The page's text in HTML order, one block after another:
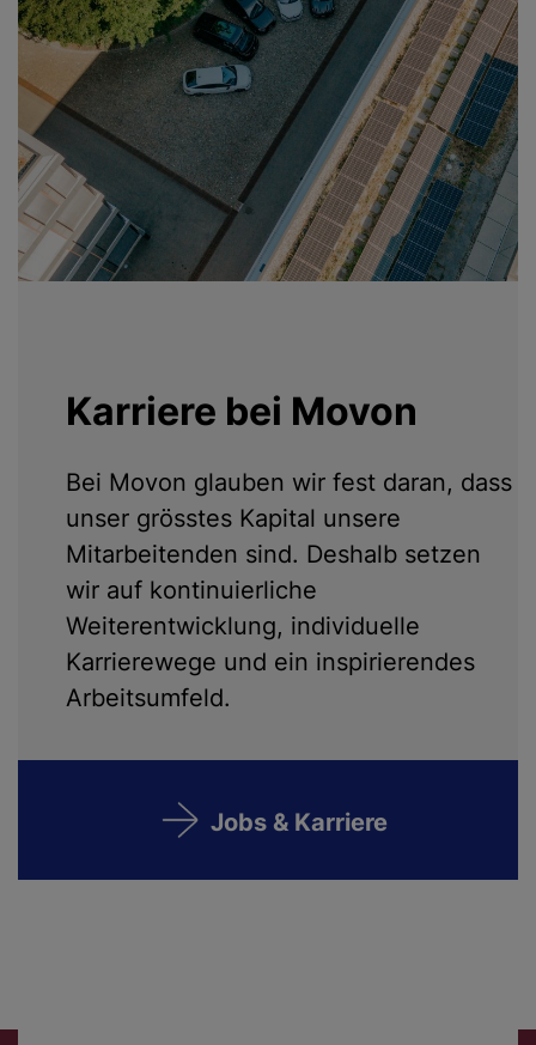
Karriere bei Movon
Bei Movon glauben wir fest daran, dass
unser grösstes Kapital unsere
Mitarbeitenden sind. Deshalb setzen
wir auf kontinuierliche
Weiterentwicklung, individuelle
Karrierewege und ein inspirierendes
Arbeitsumfeld.
Jobs & Karriere